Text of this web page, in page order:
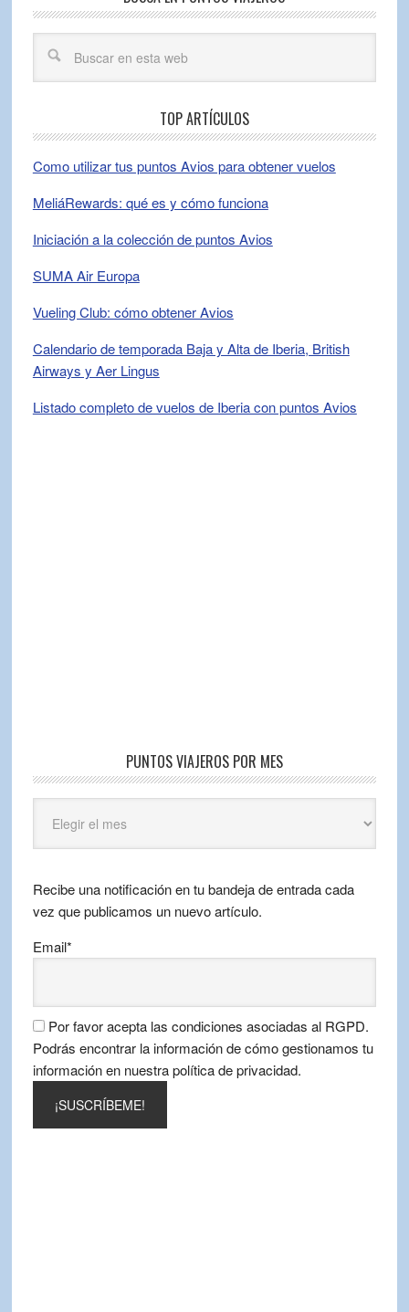
TOP ARTÍCULOS
Como utilizar tus puntos Avios para obtener vuelos
MeliáRewards: qué es y cómo funciona
Iniciación a la colección de puntos Avios
SUMA Air Europa
Vueling Club: cómo obtener Avios
Calendario de temporada Baja y Alta de Iberia, British
Airways y Aer Lingus
Listado completo de vuelos de Iberia con puntos Avios
PUNTOS VIAJEROS POR MES
Viajeros
por
Recibe una notificación en tu bandeja de entrada cada
vez que publicamos un nuevo artículo.
Email*
Por favor acepta las condiciones asociadas al RGPD.
Podrás encontrar la información de cómo gestionamos tu
información en nuestra política de privacidad.